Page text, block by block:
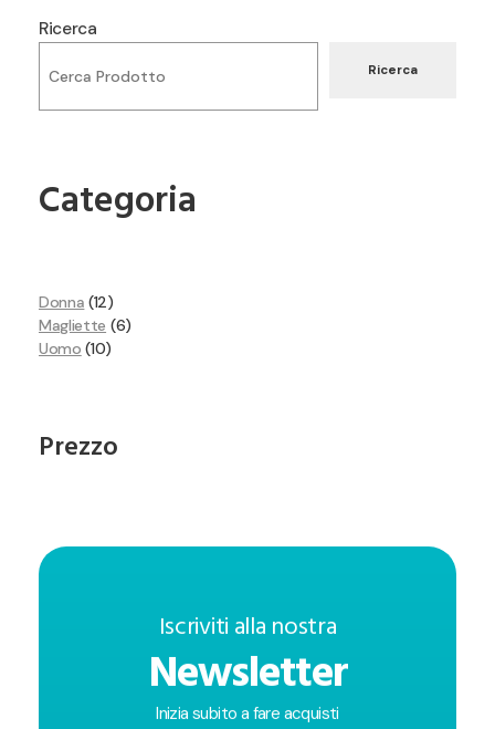
Ricerca
Ricerca
Categoria
Donna 12
Magliette 6
Uomo 10
Prezzo
Iscriviti alla nostra
Newsletter
Inizia subito a fare acquisti